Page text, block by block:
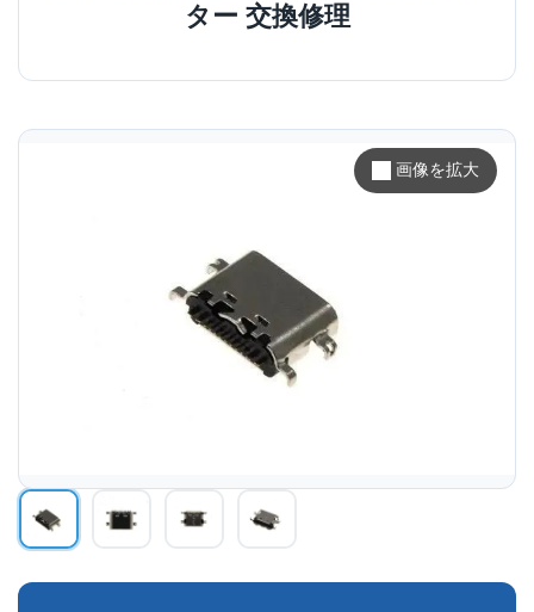
ター 交換修理
画像を拡大